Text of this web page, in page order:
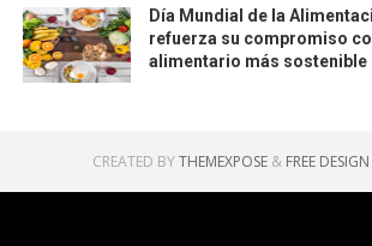
Día Mundial de la
refuerza su compromiso
alimentario más sostenible
CREATED BYTHEMEXPOSE & FREE